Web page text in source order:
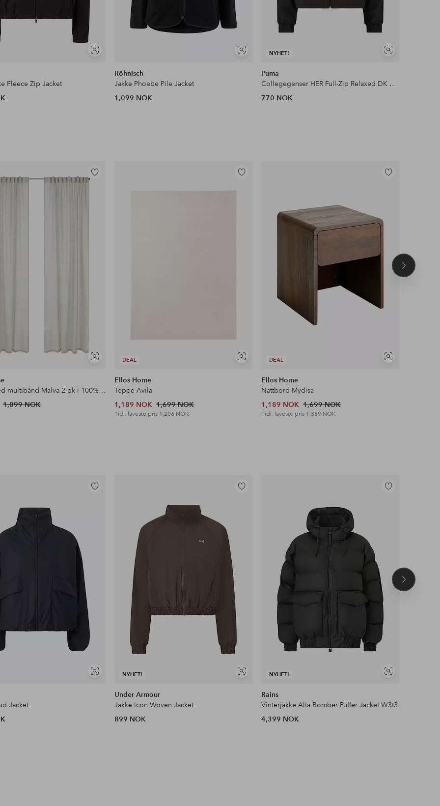
Vis
Fleece Zip Jacket
Vis
Röhnisch
Jakke Phoebe Pile Jacket
1,099 NOK
NYHET!
Vis
Puma
Collegegenser HER Full-Zip Relaxed DK Jacket
770 NOK
Vis
Legg
Gardin med multibånd Malva 2-pk i 100% lin
1,099 NOK
DEAL
Vis
Legg
Ellos Home
Teppe Avila
1,189 NOK 1,699 NOK
Tidl. laveste pris1,206 NOK
DEAL
Vis
Legg
Ellos Home
Nattbord Mydisa
1,189 NOK 1,699 NOK
Tidl. laveste pris1,359 NOK
Neste
Vis
Legg
Jacket
NYHET!
Vis
Legg
Under Armour
Jakke Icon Woven Jacket
899 NOK
NYHET!
Vis
Legg
Rains
Vinterjakke Alta Bomber Puffer Jacket W3t3
4,399 NOK
Neste